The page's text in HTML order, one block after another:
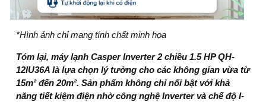
*Hình ảnh chỉ mang tính chất minh họa
Tóm lại, máy lạnh Casper Inverter 2 chiều 1.5 HP QH-
12IU36A là lựa chọn lý tưởng cho các không gian vừa từ
15m² đến 20m². Sản phẩm không chỉ nổi bật với khả
năng tiết kiệm điện nhờ công nghệ Inverter và chế độ I-